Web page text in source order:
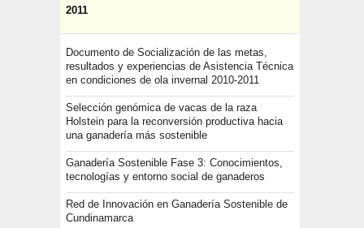
2011
Documento de Socialización de las metas,
resultados y experiencias de Asistencia Técnica
en condiciones de ola invernal 2010-2011
Selección genómica de vacas de la raza
Holstein para la reconversión productiva hacia
una ganadería más sostenible
Ganadería Sostenible Fase 3: Conocimientos,
tecnologías y entorno social de ganaderos
Red de Innovación en Ganadería Sostenible de
Cundinamarca